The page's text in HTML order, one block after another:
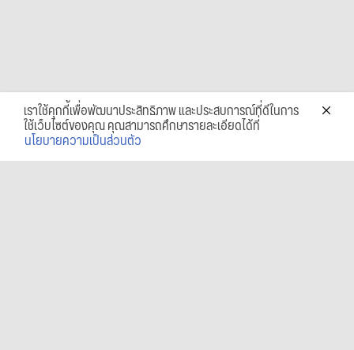
เราใช้คุกกี้เพื่อพัฒนาประสิทธิภาพ และประสบการณ์ที่ดีในการ
ใช้เว็บไซต์ของคุณ คุณสามารถศึกษารายละเอียดได้ที่
นโยบายความเป็นส่วนตัว